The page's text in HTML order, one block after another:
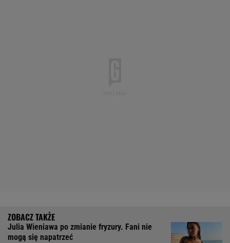
Julia Wieniawa po zmianie fryzury. Fani nie
mogą się napatrzeć